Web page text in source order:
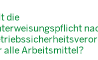
die
alle Arbeitsmittel?